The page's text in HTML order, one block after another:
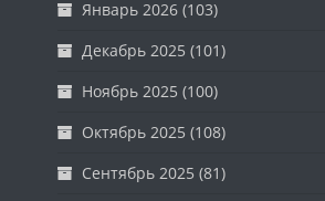
Январь 2026(103)
Декабрь 2025 (101)
Ноябрь 2025 (100)
Октябрь 2025 (108)
Сентябрь 2025 (81)